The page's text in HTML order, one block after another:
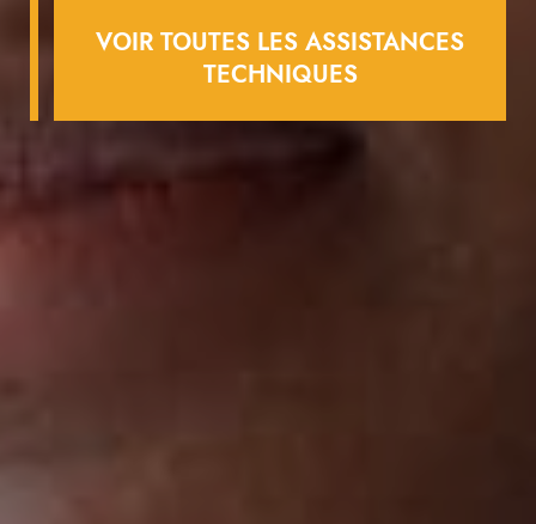
VOIR TOUTES LES ASSISTANCES
TECHNIQUES